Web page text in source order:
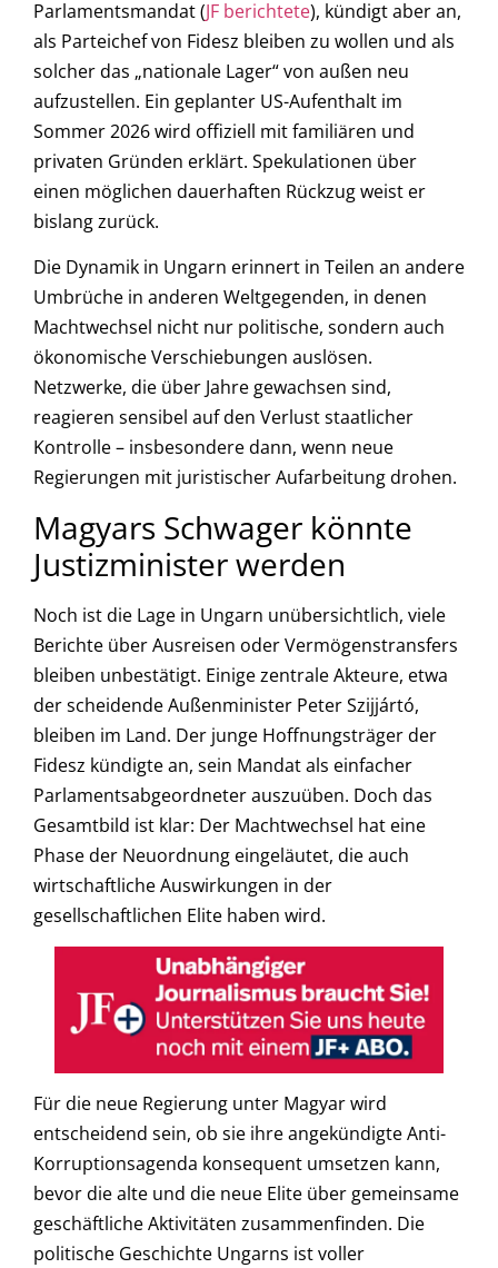
Parlamentsmandat (JF berichtete), kündigt aber an,
als Parteichef von Fidesz bleiben zu wollen und als
solcher das „nationale Lager“ von außen neu
aufzustellen. Ein geplanter US-Aufenthalt im
Sommer 2026 wird offiziell mit familiären und
privaten Gründen erklärt. Spekulationen über
einen möglichen dauerhaften Rückzug weist er
bislang zurück.
Die Dynamik in Ungarn erinnert in Teilen an andere
Umbrüche in anderen Weltgegenden, in denen
Machtwechsel nicht nur politische, sondern auch
ökonomische Verschiebungen auslösen.
Netzwerke, die über Jahre gewachsen sind,
reagieren sensibel auf den Verlust staatlicher
Kontrolle – insbesondere dann, wenn neue
Regierungen mit juristischer Aufarbeitung drohen.
Magyars Schwager könnte
Justizminister werden
Noch ist die Lage in Ungarn unübersichtlich, viele
Berichte über Ausreisen oder Vermögenstransfers
bleiben unbestätigt. Einige zentrale Akteure, etwa
der scheidende Außenminister Peter Szijjártó,
bleiben im Land. Der junge Hoffnungsträger der
Fidesz kündigte an, sein Mandat als einfacher
Parlamentsabgeordneter auszuüben. Doch das
Gesamtbild ist klar: Der Machtwechsel hat eine
Phase der Neuordnung eingeläutet, die auch
wirtschaftliche Auswirkungen in der
gesellschaftlichen Elite haben wird.
Für die neue Regierung unter Magyar wird
entscheidend sein, ob sie ihre angekündigte Anti-
Korruptionsagenda konsequent umsetzen kann,
bevor die alte und die neue Elite über gemeinsame
geschäftliche Aktivitäten zusammenfinden. Die
politische Geschichte Ungarns ist voller